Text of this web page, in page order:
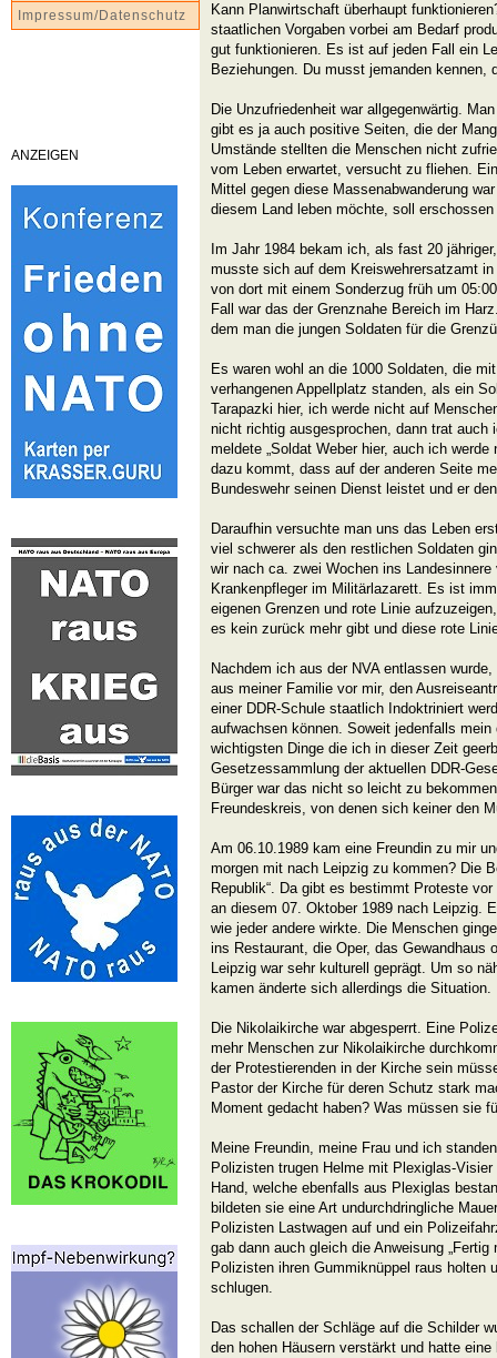
Impressum/Datenschutz
ANZEIGEN
Kann Planwirtschaft überhaupt
staatlichen Vorgaben vorbei am Bedarf
gut funktionieren. Es ist auf jeden Fall ein
Beziehungen. Du musst jemanden kennen,
Die Unzufriedenheit war allgegenwärtig.
gibt es ja auch positive Seiten, die der
Umstände stellten die Menschen nicht
vom Leben erwartet, versucht zu fliehen.
Mittel gegen diese Massenabwanderung
diesem Land leben möchte, soll erschossen
Im Jahr 1984 bekam ich, als fast 20
musste sich auf dem Kreiswehrersatzamt
von dort mit einem Sonderzug früh um
Fall war das der Grenznahe Bereich im
dem man die jungen Soldaten für die
Es waren wohl an die 1000 Soldaten, die
verhangenen Appellplatz standen, als ein
Tarapazki hier, ich werde nicht auf
nicht richtig ausgesprochen, dann trat auch
meldete „Soldat Weber hier, auch ich
dazu kommt, dass auf der anderen Seite
Bundeswehr seinen Dienst leistet und er
Daraufhin versuchte man uns das Leben
viel schwerer als den restlichen Soldaten
wir nach ca. zwei Wochen ins
Krankenpfleger im Militärlazarett. Es ist
eigenen Grenzen und rote Linie
es kein zurück mehr gibt und diese rote
Nachdem ich aus der NVA entlassen
aus meiner Familie vor mir, den
einer DDR-Schule staatlich Indoktriniert
aufwachsen können. Soweit jedenfalls
wichtigsten Dinge die ich in dieser Zeit
Gesetzessammlung der aktuellen DDR-
Bürger war das nicht so leicht zu
Freundeskreis, von denen sich keiner den
Am 06.10.1989 kam eine Freundin zu mir
morgen mit nach Leipzig zu kommen? Die
Republik“. Da gibt es bestimmt Proteste
an diesem 07. Oktober 1989 nach Leipzig.
wie jeder andere wirkte. Die Menschen
ins Restaurant, die Oper, das Gewandhaus
Leipzig war sehr kulturell geprägt. Um so
kamen änderte sich allerdings die Situation.
Die Nikolaikirche war abgesperrt. Eine
mehr Menschen zur Nikolaikirche
der Protestierenden in der Kirche sein
Pastor der Kirche für deren Schutz stark
Moment gedacht haben? Was müssen sie
Meine Freundin, meine Frau und ich
Polizisten trugen Helme mit Plexiglas-
Hand, welche ebenfalls aus Plexiglas
bildeten sie eine Art undurchdringliche
Polizisten Lastwagen auf und ein
gab dann auch gleich die Anweisung
Polizisten ihren Gummiknüppel raus holten
schlugen.
Das schallen der Schläge auf die Schilder
den hohen Häusern verstärkt und hatte